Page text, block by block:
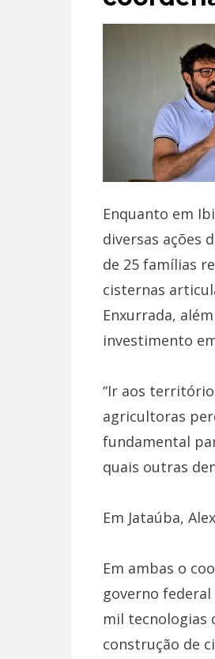
Enquanto em
diversas ações
de 25 famílias
cisternas
Enxurrada,
investimento
“Ir aos
agricultoras
fundamental
quais outras
Em Jataúba,
Em ambas o
governo
mil tecnologias
construção de